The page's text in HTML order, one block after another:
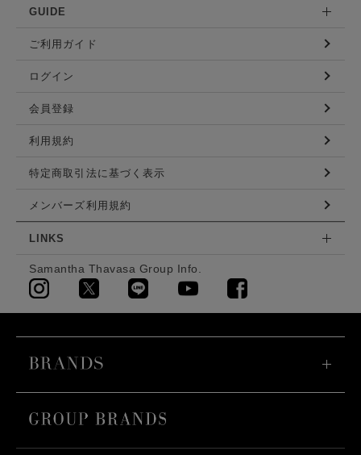
GUIDE
ご利用ガイド
ログイン
会員登録
利用規約
特定商取引法に基づく表示
メンバーズ利用規約
LINKS
Samantha Thavasa Group Info.